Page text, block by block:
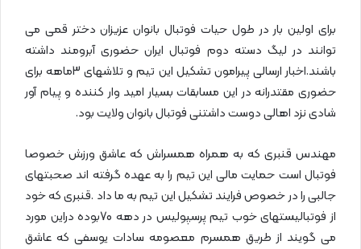
برای اولین بار در طول حیات فوتبال بانوان عزیزان دختر قمی می
توانند در لیگ دسته دوم فوتبال ایران حضوری آبرومند داشته
باشند.اخبار ارسالی پیرامون تشکیل این تیم و تلاشهای 3ماهه برای
حضوری مقتدرانه در این مسابقات بسیار امید وار کننده و پیام آور
شادی نزد اهالی دوست داشتنی فوتبال بانوان ولایت بود.
مهندس قنبری که به همراه همسراش که عاشق ورزش خصوصا
فوتبال است حمایت مالی این تیم را به عهده گرفته اند صحبتهای
جالبی را در خصوص فرایند تشکیل این تیم به ما داد .قنبری که خود
از فوتبالیستهای خوب تیم پرسپولیس در دهه 70بوده دراین مورد
می گویند از طریق همسرم معصومه سادات یوسفی که عاشق